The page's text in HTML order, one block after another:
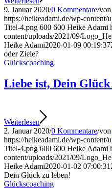
9. Januar 2020/0 Kommentare/von
https://heikeadami.de/wp-content/
Titel-4.png 600 600 Heike Adami
content/uploads/2021/09/
Heike Adami2020-01-09 00:19:37
oder Ziele?
Glückscoaching
Liebe ist, Dein Glück
Weiterlesen
2. Januar 2020/0 Kommentare/von
https://heikeadami.de/wp-content/
Titel-4.png 600 600 Heike Adami
content/uploads/2021/09/
Heike Adami2020-01-02 07:00:31
Dein Glück zu leben!
Glückscoaching